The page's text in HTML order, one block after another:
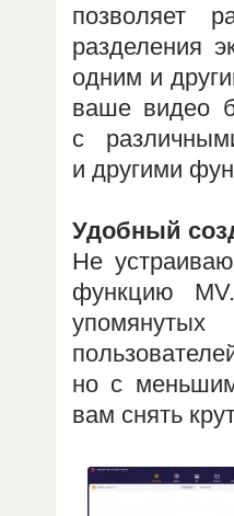
позволяет
разделения
одним и
ваше видео
с
и другими
Удобный
Не
функцию
но с
вам снять